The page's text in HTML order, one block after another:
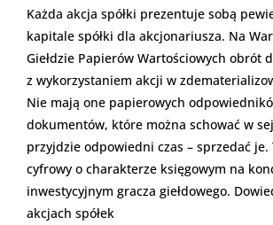
Każda akcja spółki prezentuje sobą
kapitale spółki dla akcjonariusza. Na
Giełdzie Papierów Wartościowych obrót
z wykorzystaniem akcji w
Nie mają one papierowych
dokumentów, które można schować w
przyjdzie odpowiedni czas – sprzedać je.
cyfrowy o charakterze księgowym na
inwestycyjnym gracza giełdowego.
akcjach spółek